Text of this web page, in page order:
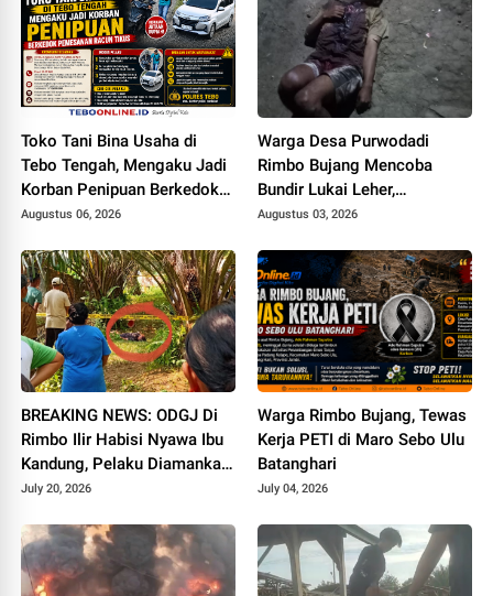
Toko Tani Bina Usaha di
Tebo Tengah, Mengaku Jadi
Korban Penipuan Berkedok
Pemesanan Racun Tikus
Augustus 06, 2026
Warga Desa Purwodadi
Rimbo Bujang Mencoba
Bundir Lukai Leher,
Sebelumnya Pernah Potong
Augustus 03, 2026
BREAKING NEWS: ODGJ Di
Rimbo Ilir Habisi Nyawa Ibu
Kandung, Pelaku Diamankan
di Mapolsek
July 20, 2026
Warga Rimbo Bujang, Tewas
Kerja PETI di Maro Sebo Ulu
Batanghari
July 04, 2026